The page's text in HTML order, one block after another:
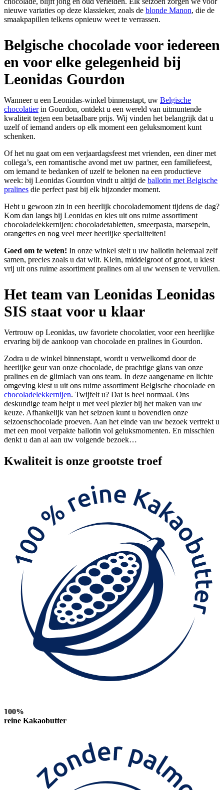
nieuwe variaties op deze klassieker, zoals de blonde Manon, die de
smaakpapillen telkens opnieuw weet te verrassen.
Belgische chocolade voor iedereen
en voor elke gelegenheid bij
Leonidas Gourdon
Wanneer u een Leonidas-winkel binnenstapt, uw Belgische
chocolatierin Gourdon, ontdekt u een wereld van uitmuntende
kwaliteit tegen een betaalbare prijs. Wij vinden het belangrijk dat u
uzelf of iemand anders op elk moment een geluksmoment kunt
schenken.
Of het nu gaat om een verjaardagsfeest met vrienden, een diner met
collega’s, een romantische avond met uw partner, een familiefeest,
om iemand te bedanken of uzelf te belonen na een productieve
week: bij Leonidas Gourdon vindt u altijd de ballotin met Belgische
pralines die perfect past bij elk bijzonder moment.
Hebt u gewoon zin in een heerlijk chocolademoment tijdens de dag?
Kom dan langs bij Leonidas en kies uit ons ruime assortiment
chocoladelekkernijen: chocoladetabletten, smeerpasta, marsepein,
orangettes en nog veel meer heerlijke specialiteiten!
Goed om te weten! In onze winkel stelt u uw ballotin helemaal zelf
samen, precies zoals u dat wilt. Klein, middelgroot of groot, u kiest
vrij uit ons ruime assortiment pralines om al uw wensen te vervullen.
Het team van Leonidas Leonidas
SIS staat voor u klaar
Vertrouw op Leonidas, uw favoriete chocolatier, voor een heerlijke
ervaring bij de aankoop van chocolade en pralines in Gourdon.
Zodra u de winkel binnenstapt, wordt u verwelkomd door de
heerlijke geur van onze chocolade, de prachtige glans van onze
pralines en de glimlach van ons team. In deze aangename en lichte
omgeving kiest u uit ons ruime assortiment Belgische chocolade en
chocoladelekkernijen. Twijfelt u? Dat is heel normaal. Ons
deskundige team helpt u met veel plezier bij het maken van uw
keuze. Afhankelijk van het seizoen kunt u bovendien onze
seizoenschocolade proeven. Aan het einde van uw bezoek vertrekt u
met een mooi verpakte ballotin vol geluksmomenten. En misschien
denkt u dan al aan uw volgende bezoek…
Kwaliteit is onze grootste troef
100%
reine Kakaobutter